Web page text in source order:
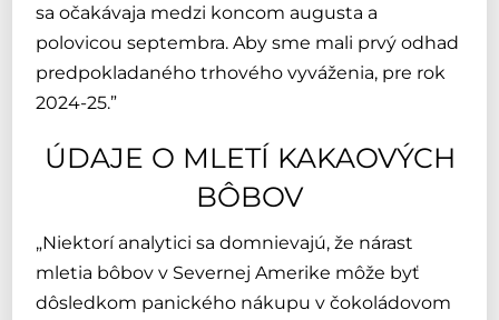
sa očakávaja medzi koncom augusta a
polovicou septembra. Aby sme mali prvý odhad
predpokladaného trhového vyváženia, pre rok
2024-25.”
ÚDAJE O MLETÍ KAKAOVÝCH
BÔBOV
„Niektorí analytici sa domnievajú, že nárast
mletia bôbov v Severnej Amerike môže byť
dôsledkom panického nákupu v čokoládovom